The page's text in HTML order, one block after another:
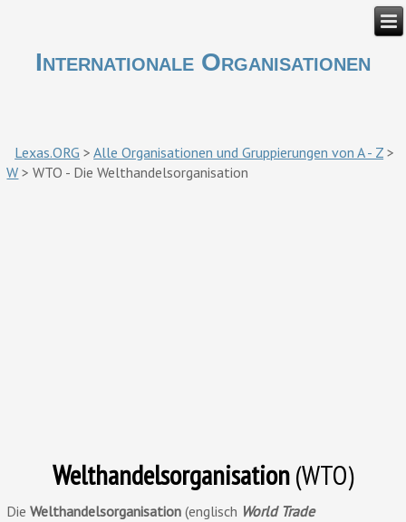
Internationale Organisationen
Lexas.ORG >Alle Organisationen und Gruppierungen von A - Z >
W >WTO - Die Welthandelsorganisation
Welthandelsorganisation(WTO)
DieWelthandelsorganisation (englisch World Trade